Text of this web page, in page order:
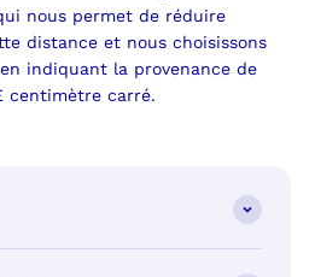
nous permet de réduire
distance et nous choisissons
en indiquant la provenance de
centimètre carré.